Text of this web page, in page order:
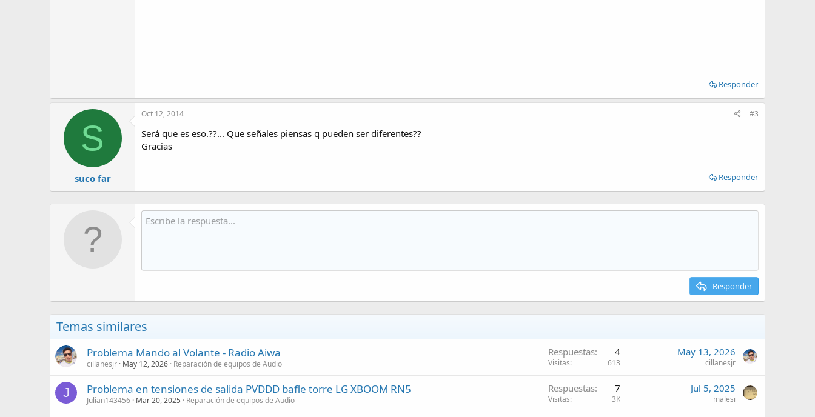
Responder
S
suco far
Oct 12, 2014 #3
Será que es eso.??... Que señales piensas q pueden ser diferentes??
Gracias
Responder
Responder
Temas similares
Problema Mando al Volante - Radio Aiwa
cillanesjr May 12, 2026 Reparación de equipos de Audio
Respuestas 4
Visitas 613
May 13, 2026
cillanesjr
J Problema en tensiones de salida PVDDD bafle torre LG XBOOM RN5
Julian143456 Mar 20, 2025 Reparación de equipos de Audio
Respuestas 7
Visitas 3K
Jul 5, 2025
malesi